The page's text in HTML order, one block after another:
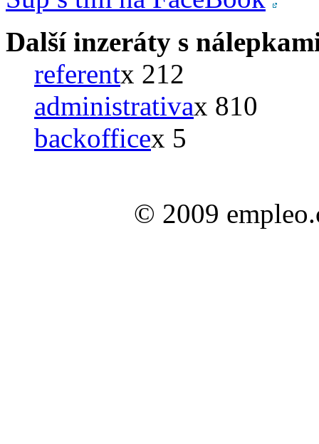
Další inzeráty s
referentx 212
administrativax 810
backofficex 5
© 2009